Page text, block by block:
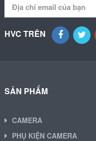
HVC TRÊN
SẢN PHẨM
CAMERA
PHỤ KIỆN CAMERA